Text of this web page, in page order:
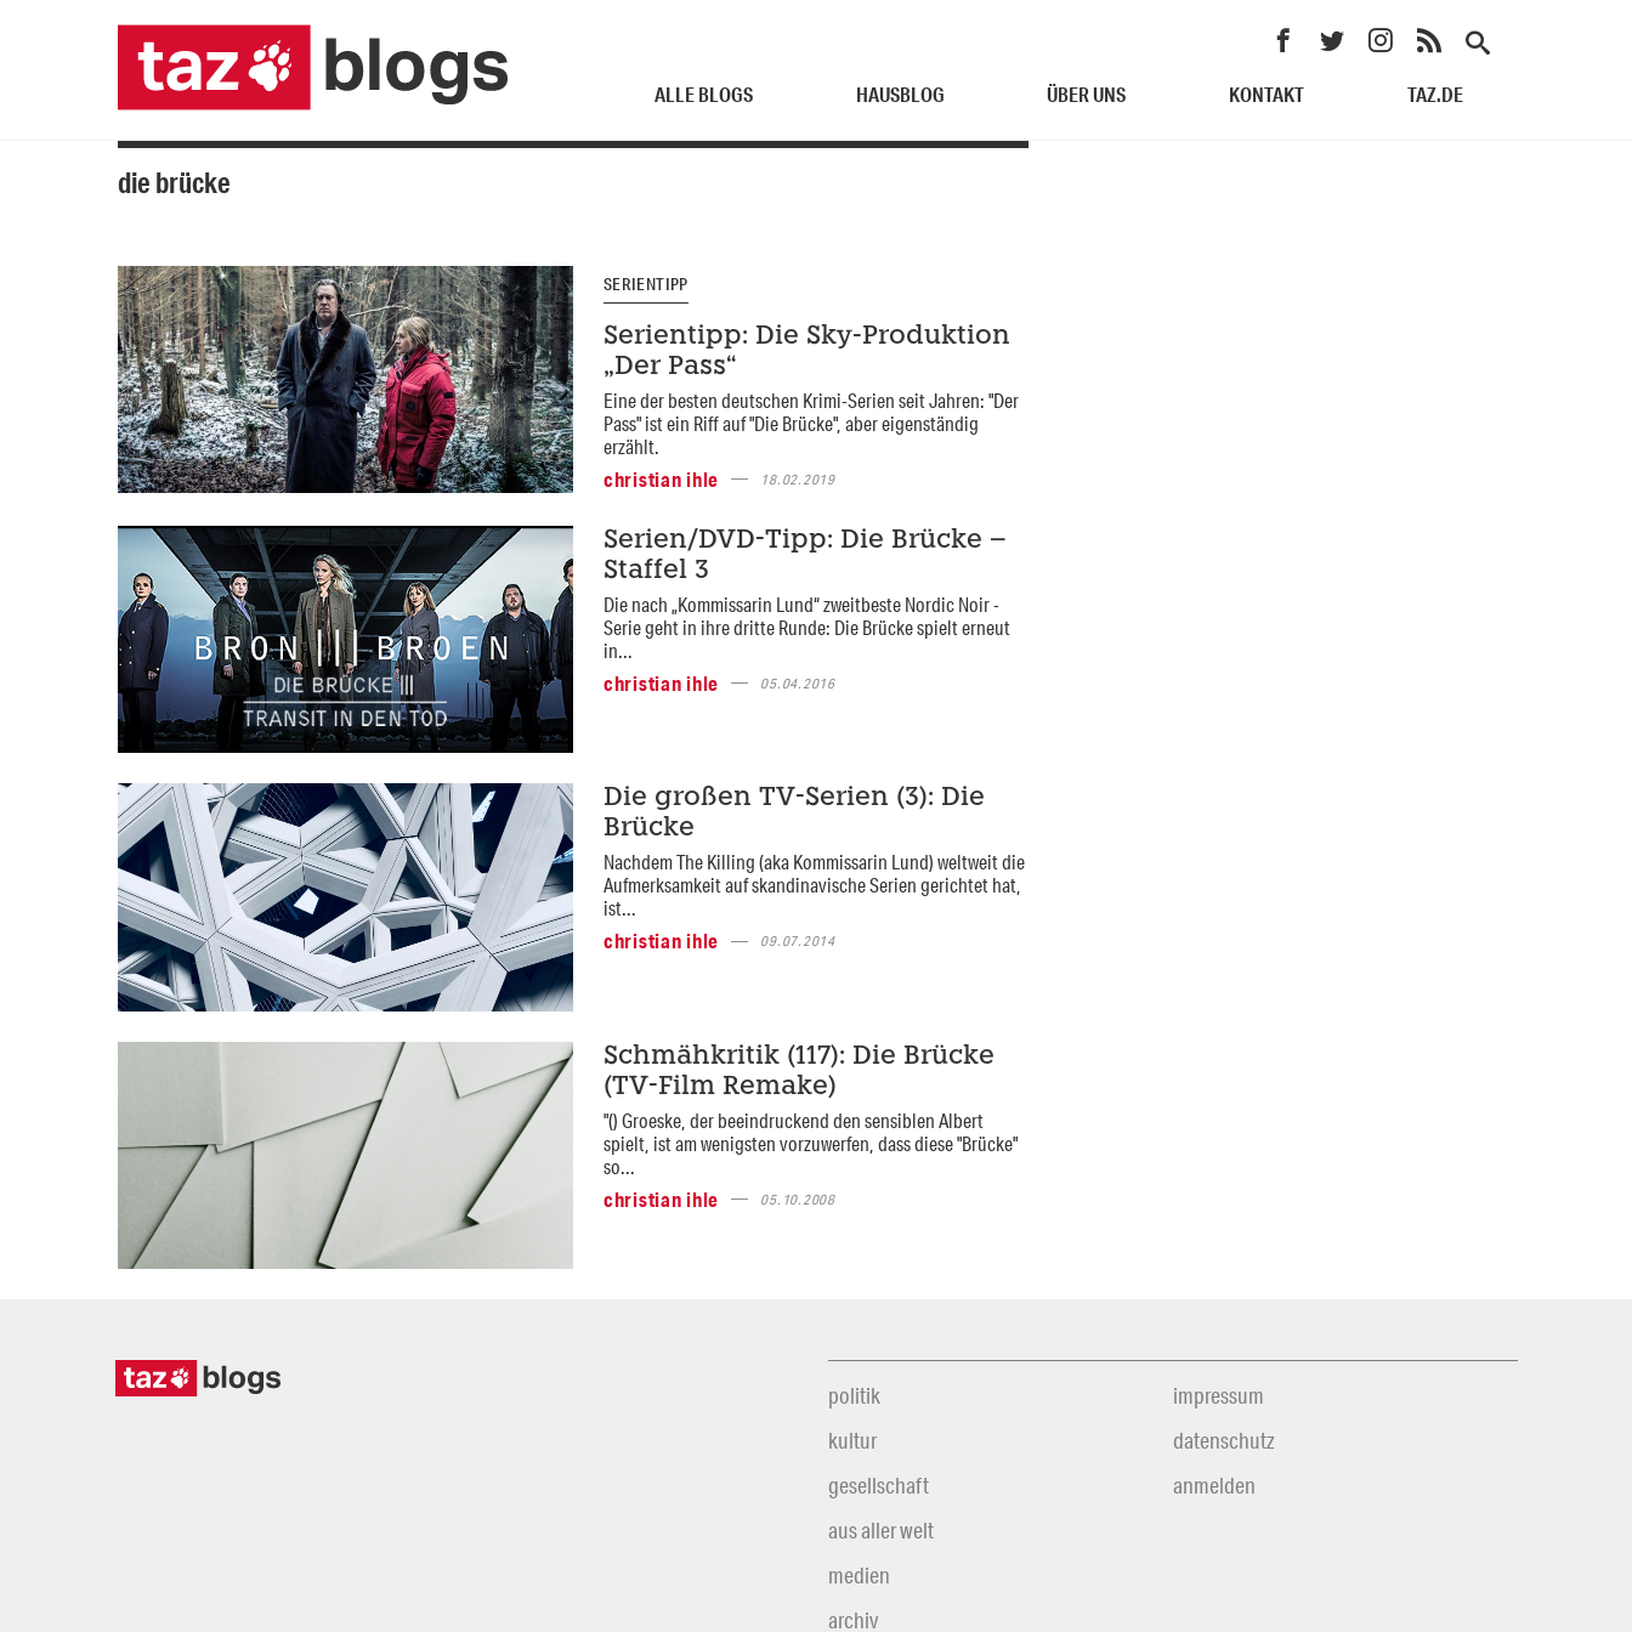
ALLE BLOGS HAUSBLOG ÜBER UNS KONTAKT TAZ.DE
die brücke
SERIENTIPP
Serientipp: Die Sky-Produktion
„Der Pass“
Eine der besten deutschen Krimi-Serien seit Jahren: "Der
Pass" ist ein Riff auf "Die Brücke", aber eigenständig
erzählt.
christian ihle
18.02.2019
Serien/DVD-Tipp: Die Brücke –
Staffel 3
Die nach „Kommissarin Lund“ zweitbeste Nordic Noir -
Serie geht in ihre dritte Runde: Die Brücke spielt erneut
in...
christian ihle
05.04.2016
Die großen TV-Serien (3): Die
Brücke
Nachdem The Killing (aka Kommissarin Lund) weltweit die
Aufmerksamkeit auf skandinavische Serien gerichtet hat,
ist...
christian ihle
09.07.2014
Schmähkritik (117): Die Brücke
(TV-Film Remake)
"() Groeske, der beeindruckend den sensiblen Albert
spielt, ist am wenigsten vorzuwerfen, dass diese "Brücke"
so...
christian ihle
05.10.2008
politik
kultur
gesellschaft
aus aller welt
medien
archiv
impressum
datenschutz
anmelden